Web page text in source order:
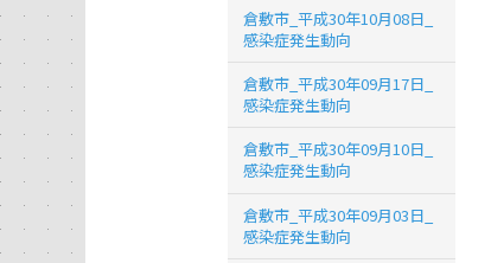
倉敷市_平成30年10月08日_
感染症発生動向
倉敷市_平成30年09月17日_
感染症発生動向
倉敷市_平成30年09月10日_
感染症発生動向
倉敷市_平成30年09月03日_
感染症発生動向